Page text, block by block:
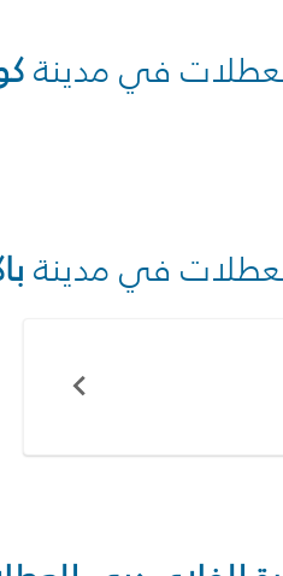
في مدينة
في مدينة